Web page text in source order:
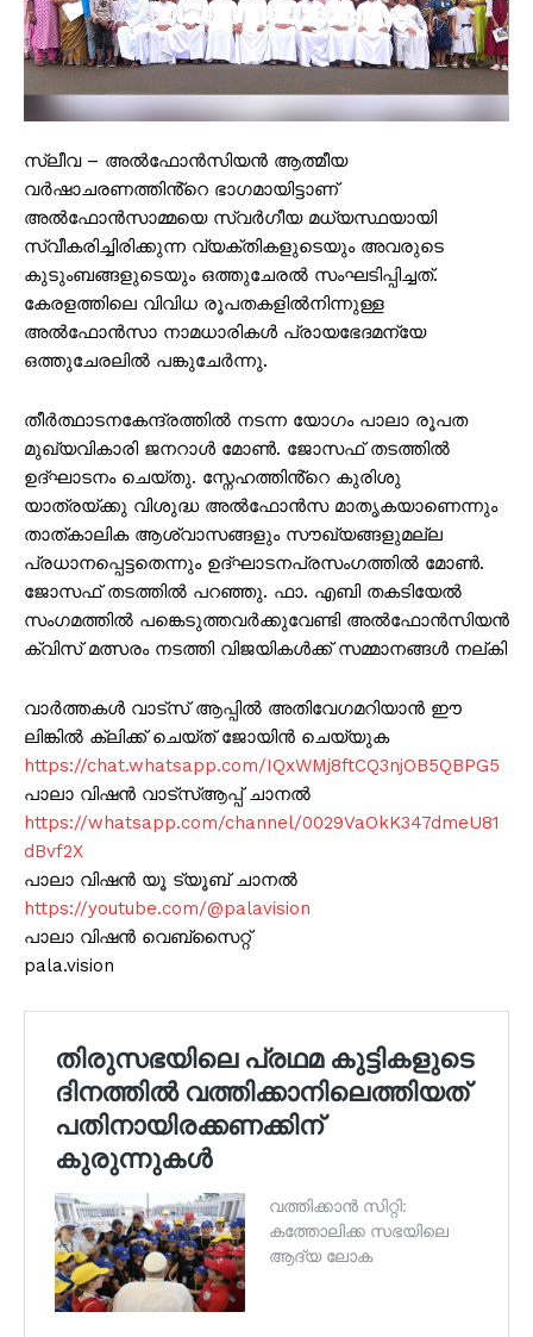
സ്ലീവ – അൽഫോൻസിയൻ ആത്മീയ
വർഷാചരണത്തിൻ്റെ ഭാഗമായിട്ടാണ്
അൽഫോൻസാമ്മയെ സ്വർഗീയ മധ്യസ്ഥയായി
സ്വീകരിച്ചിരിക്കുന്ന വ്യക്തികളുടെയും അവരുടെ
കുടുംബങ്ങളുടെയും ഒത്തുചേരൽ സംഘടിപ്പിച്ചത്.
കേരളത്തിലെ വിവിധ രൂപതകളിൽനിന്നുള്ള
അൽഫോൻസാ നാമധാരികൾ പ്രായഭേദമന്യേ
ഒത്തുചേരലിൽ പങ്കുചേർന്നു.
തീർത്ഥാടനകേന്ദ്രത്തിൽ നടന്ന യോഗം പാലാ രൂപത
മുഖ്യവികാരി ജനറാൾ മോൺ. ജോസഫ് തടത്തിൽ
ഉദ്ഘാടനം ചെയ്‌തു. സ്നേഹത്തിൻ്റെ കുരിശു
യാത്രയ്ക്കു വിശുദ്ധ അൽഫോൻസ മാതൃകയാണെന്നും
താത്കാലിക ആശ്വാസങ്ങളും സൗഖ്യങ്ങളുമല്ല
പ്രധാനപ്പെട്ടതെന്നും ഉദ്ഘാടനപ്രസംഗത്തിൽ മോൺ.
ജോസഫ് തടത്തിൽ പറഞ്ഞു. ഫാ. എബി തകടിയേൽ
സംഗമത്തിൽ പങ്കെടുത്തവർക്കുവേണ്ടി അൽഫോൻസിയൻ
ക്വിസ് മത്സരം നടത്തി വിജയികൾക്ക് സമ്മാനങ്ങൾ നല്‌കി
വാർത്തകൾ വാട്സ് ആപ്പിൽ അതിവേഗമറിയാൻ ഈ
ലിങ്കിൽ ക്ലിക്ക് ചെയ്ത് ജോയിൻ ചെയ്യുക
https://chat.whatsapp.com/IQxWMj8ftCQ3njOB5QBPG5
പാലാ വിഷൻ വാട്സ്ആപ്പ് ചാനൽ
https://whatsapp.com/channel/0029VaOkK347dmeU81
dBvf2X
പാലാ വിഷൻ യൂ ട്യൂബ് ചാനൽ
https://youtube.com/@palavision
പാലാ വിഷൻ വെബ്സൈറ്റ്
pala.vision